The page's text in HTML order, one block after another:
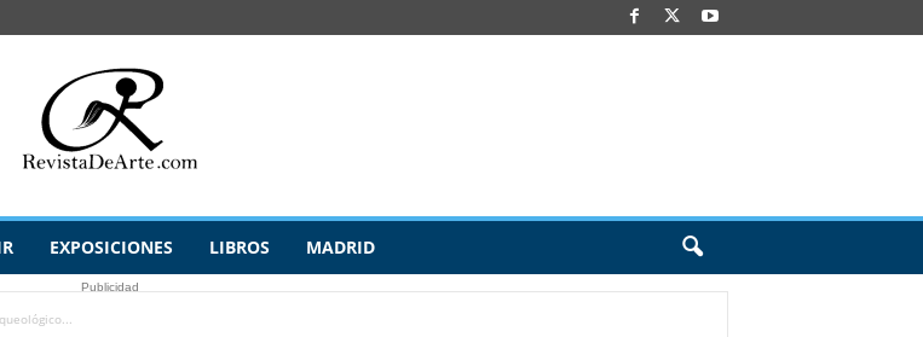
EXPOSICIONES LIBROS MADRID
Publicidad